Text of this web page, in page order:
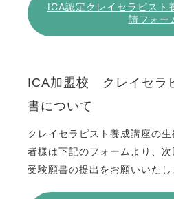
ICA認定クレイセラピスト
請フォー
ICA加盟校 クレイセラ
書について
クレイセラピスト養成講座の
者様は下記のフォームより、
受験願書の提出をお願いいたし